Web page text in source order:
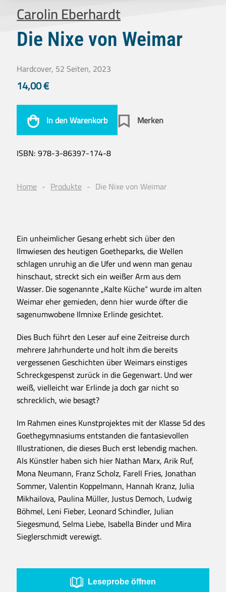
Carolin Eberhardt
Die Nixe von Weimar
Hardcover, 52 Seiten, 2023
14,00€
In den Warenkorb Merken
ISBN:978-3-86397-174-8
Home Produkte Die Nixe von Weimar
Ein unheimlicher Gesang erhebt sich über den
Ilmwiesen des heutigen Goetheparks, die Wellen
schlagen unruhig an die Ufer und wenn man genau
hinschaut, streckt sich ein weißer Arm aus dem
Wasser. Die sogenannte „Kalte Küche“ wurde im alten
Weimar eher gemieden, denn hier wurde öfter die
sagenumwobene Ilmnixe Erlinde gesichtet.
Dies Buch führt den Leser auf eine Zeitreise durch
mehrere Jahrhunderte und holt ihm die bereits
vergessenen Geschichten über Weimars einstiges
Schreckgespenst zurück in die Gegenwart. Und wer
weiß, vielleicht war Erlinde ja doch gar nicht so
schrecklich, wie besagt?
Im Rahmen eines Kunstprojektes mit der Klasse 5d des
Goethegymnasiums entstanden die fantasievollen
Illustrationen, die dieses Buch erst lebendig machen.
Als Künstler haben sich hier Nathan Marx, Arik Ruf,
Mona Neumann, Franz Scholz, Farell Fries, Jonathan
Sommer, Valentin Koppelmann, Hannah Kranz, Julia
Mikhailova, Paulina Müller, Justus Democh, Ludwig
Böhmel, Leni Fieber, Leonard Schindler, Julian
Siegesmund, Selma Liebe, Isabella Binder und Mira
Sieglerschmidt verewigt.
Leseprobe öffnen